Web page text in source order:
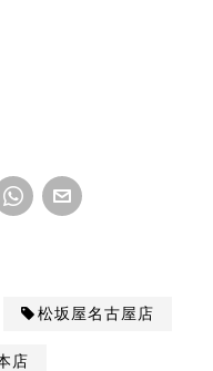
松坂屋名古屋店
店